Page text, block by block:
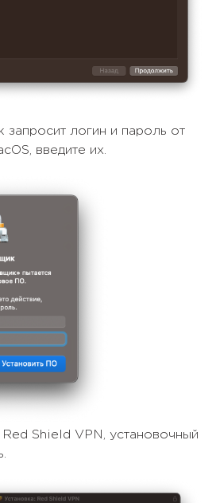
запросит логин и пароль от
введите их.
Red Shield VPN, установочный